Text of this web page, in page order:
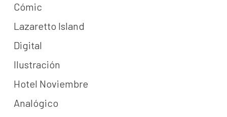
Cómic
Lazaretto Island
Digital
Ilustración
Hotel Noviembre
Analógico